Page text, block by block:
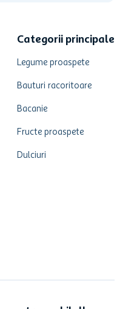
Categorii principale
Legume proaspete
Bauturi racoritoare
Bacanie
Fructe proaspete
Dulciuri